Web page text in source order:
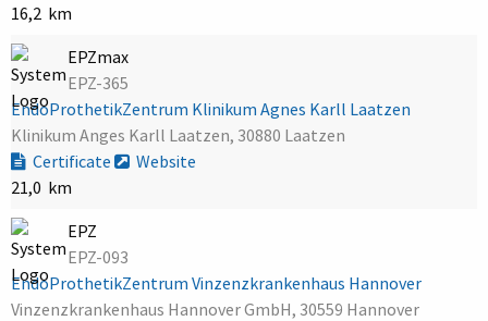
16,2 km
EPZmax
EPZ-365
EndoProthetikZentrum Klinikum Agnes Karll Laatzen
Klinikum Anges Karll Laatzen, 30880 Laatzen
Certificate
Website
21,0 km
EPZ
EPZ-093
EndoProthetikZentrum Vinzenzkrankenhaus Hannover
Vinzenzkrankenhaus Hannover GmbH, 30559 Hannover